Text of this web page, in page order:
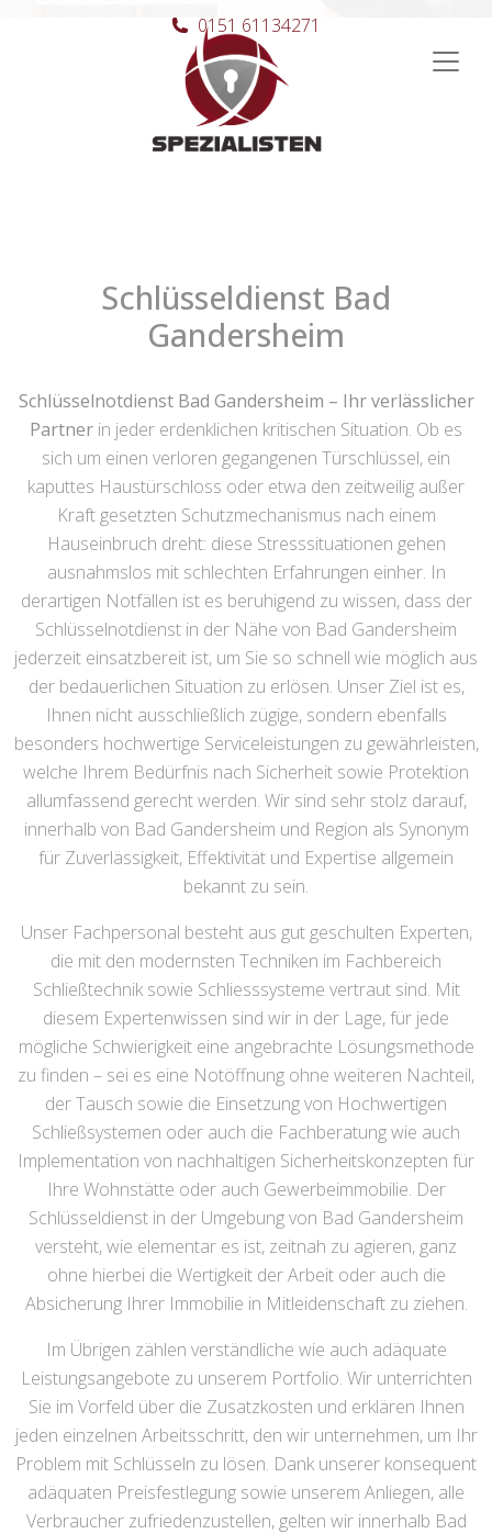
Hauptnavigation
0151 61134271
Schlüsseldienst Bad
Gandersheim
Schlüsselnotdienst Bad Gandersheim – Ihr verlässlicher
Partner in jeder erdenklichen kritischen Situation. Ob es
sich um einen verloren gegangenen Türschlüssel, ein
kaputtes Haustürschloss oder etwa den zeitweilig außer
Kraft gesetzten Schutzmechanismus nach einem
Hauseinbruch dreht: diese Stresssituationen gehen
ausnahmslos mit schlechten Erfahrungen einher. In
derartigen Notfällen ist es beruhigend zu wissen, dass der
Schlüsselnotdienst in der Nähe von Bad Gandersheim
jederzeit einsatzbereit ist, um Sie so schnell wie möglich aus
der bedauerlichen Situation zu erlösen. Unser Ziel ist es,
Ihnen nicht ausschließlich zügige, sondern ebenfalls
besonders hochwertige Serviceleistungen zu gewährleisten,
welche Ihrem Bedürfnis nach Sicherheit sowie Protektion
allumfassend gerecht werden. Wir sind sehr stolz darauf,
innerhalb von Bad Gandersheim und Region als Synonym
für Zuverlässigkeit, Effektivität und Expertise allgemein
bekannt zu sein.
Unser Fachpersonal besteht aus gut geschulten Experten,
die mit den modernsten Techniken im Fachbereich
Schließtechnik sowie Schliesssysteme vertraut sind. Mit
diesem Expertenwissen sind wir in der Lage, für jede
mögliche Schwierigkeit eine angebrachte Lösungsmethode
zu finden – sei es eine Notöffnung ohne weiteren Nachteil,
der Tausch sowie die Einsetzung von Hochwertigen
Schließsystemen oder auch die Fachberatung wie auch
Implementation von nachhaltigen Sicherheitskonzepten für
Ihre Wohnstätte oder auch Gewerbeimmobilie. Der
Schlüsseldienst in der Umgebung von Bad Gandersheim
versteht, wie elementar es ist, zeitnah zu agieren, ganz
ohne hierbei die Wertigkeit der Arbeit oder auch die
Absicherung Ihrer Immobilie in Mitleidenschaft zu ziehen.
Im Übrigen zählen verständliche wie auch adäquate
Leistungsangebote zu unserem Portfolio. Wir unterrichten
Sie im Vorfeld über die Zusatzkosten und erklären Ihnen
jeden einzelnen Arbeitsschritt, den wir unternehmen, um Ihr
Problem mit Schlüsseln zu lösen. Dank unserer konsequent
adäquaten Preisfestlegung sowie unserem Anliegen, alle
Verbraucher zufriedenzustellen, gelten wir innerhalb Bad